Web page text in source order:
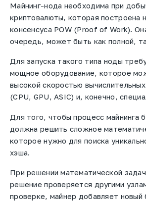
Майнинг-нода необходима при
криптовалюты, которая построена
консенсуса POW (Proof of Work).
очередь, может быть как полной,
Для запуска такого типа ноды
мощное оборудование, которое
высокой скоростью
(CPU, GPU, ASIC) и, конечно,
Для того, чтобы процесс майнинга
должна решить сложное
которое нужно для поиска
хэша.
При решении математической
решение проверяется другими
проверке, майнер добавляет новый